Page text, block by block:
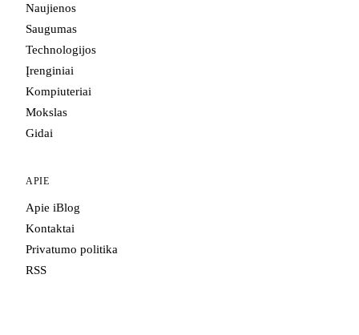
Naujienos
Saugumas
Technologijos
Įrenginiai
Kompiuteriai
Mokslas
Gidai
APIE
Apie iBlog
Kontaktai
Privatumo politika
RSS